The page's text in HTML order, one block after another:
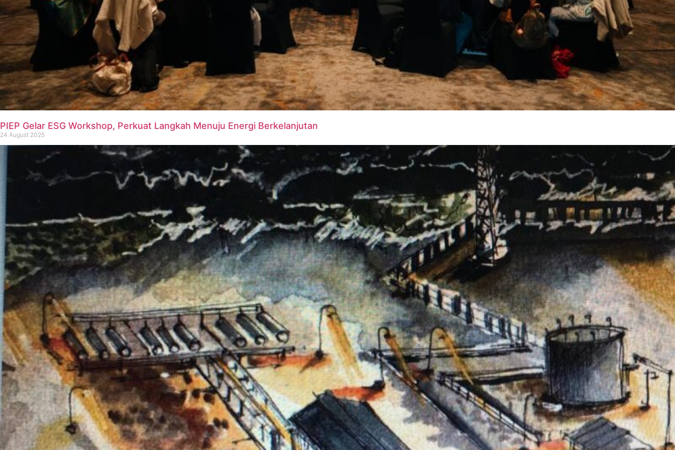
PIEP Gelar ESG Workshop, Perkuat Langkah Menuju Energi Berkelanjutan
24 August 2025